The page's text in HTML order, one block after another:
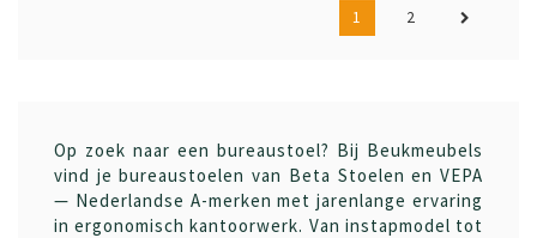
1 2
Op zoek naar een bureaustoel? Bij Beukmeubels
vind je bureaustoelen van Beta Stoelen en VEPA
— Nederlandse A-merken met jarenlange ervaring
in ergonomisch kantoorwerk. Van instapmodel tot